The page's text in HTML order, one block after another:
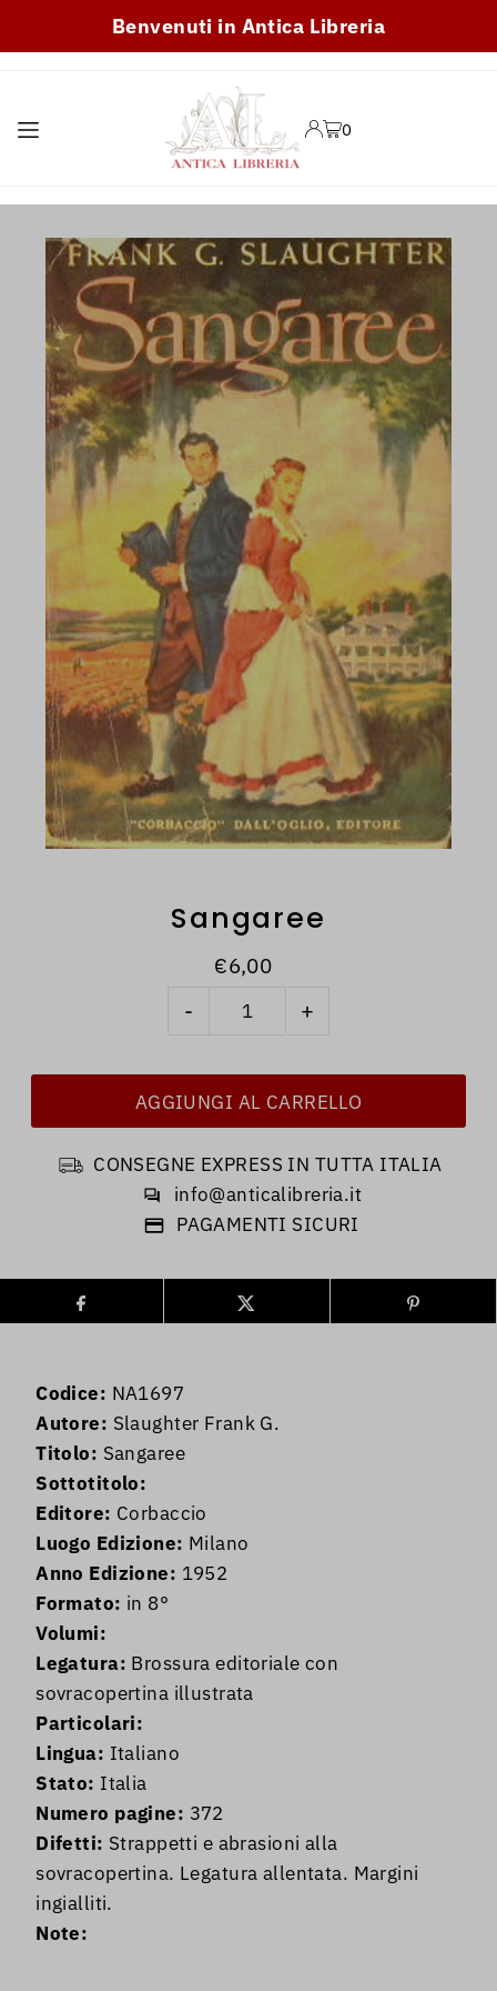
TRANSLATION MISSING:
Benvenuti in Antica Libreria
0
Sangaree
€6,00
- +
CONSEGNE EXPRESS IN TUTTA ITALIA
info@anticalibreria.it
PAGAMENTI SICURI
Codice: NA1697
Autore: Slaughter Frank G.
Titolo: Sangaree
Sottotitolo:
Editore: Corbaccio
Luogo Edizione: Milano
Anno Edizione: 1952
Formato: in 8°
Volumi:
Legatura: Brossura editoriale con
sovracopertina illustrata
Particolari:
Lingua: Italiano
Stato: Italia
Numero pagine: 372
Difetti: Strappetti e abrasioni alla
sovracopertina. Legatura allentata. Margini
ingialliti.
Note: